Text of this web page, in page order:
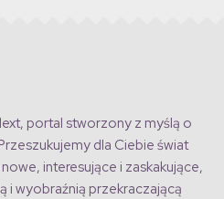
portal stworzony z myślą o
dla Ciebie świat
interesujące i zaskakujące,
i wyobraźnią przekraczającą